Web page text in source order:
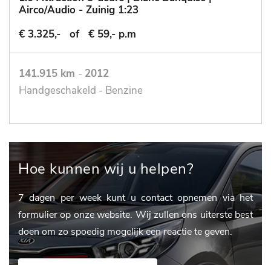
Airco/Audio - Zuinig 1:23
€ 3.325,-
of € 59,- p.m
141.915 km - 2012
Handgeschakeld - Benzine
Hoe kunnen wij u helpen?
7 dagen per week kunt u contact opnemen via het
formulier op onze website. Wij zullen ons uiterste best
doen om zo spoedig mogelijk een reactie te geven.